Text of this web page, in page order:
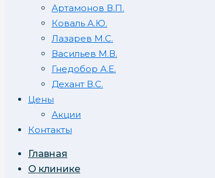
Артамонов В.П.
Коваль А.Ю.
Лазарев М.С.
Васильев М.В.
Гнедобор А.Е.
Дехант В.С.
Цены
Акции
Контакты
Главная
О клинике